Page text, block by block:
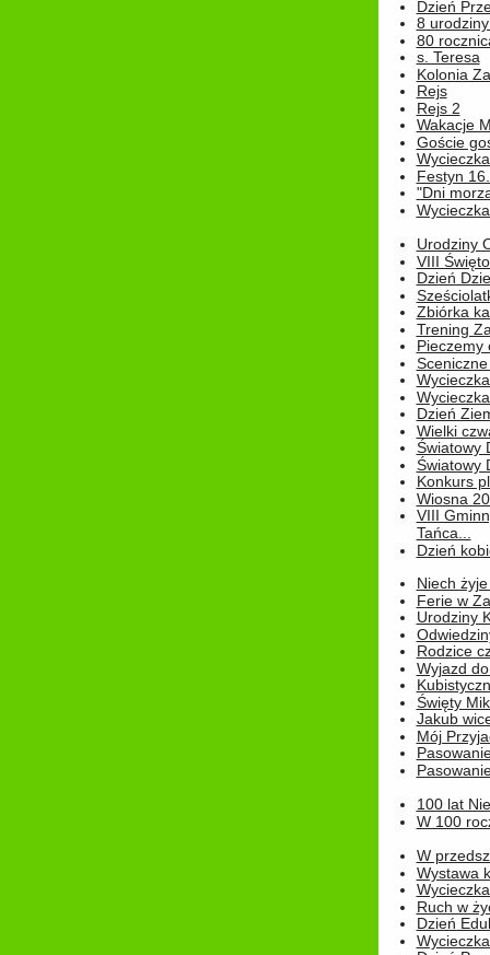
Dzień
8
80
s. Teresa
Kolonia
Rejs
Rejs 2
Wakacje
Goście
Festyn
"Dni
Urodziny
VIII
Dzień
Zbiórka
Trening
Pieczemy
Dzień
Wielki
Światowy
Światowy
Konkurs
Wiosna
VIII
Tańca...
Dzień
Niech
Ferie w
Urodziny
Rodzice
Wyjazd
Święty
Jakub
Mój
100 lat
W 100
W
Wystawa
Ruch w
Dzień